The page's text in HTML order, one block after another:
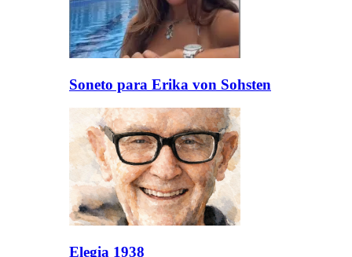
Soneto para Erika von Sohsten
Elegia 1938